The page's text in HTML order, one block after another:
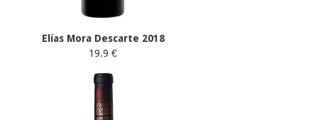
Elías Mora Descarte 2018
19.9 €